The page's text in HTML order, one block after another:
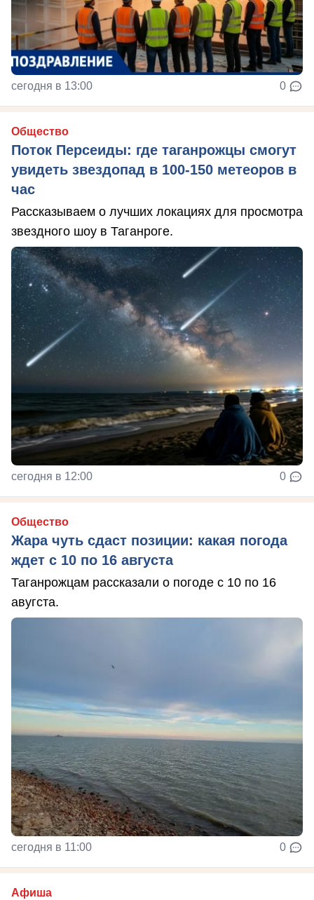
сегодня в 13:00 0
Общество
Поток Персеиды: где таганрожцы смогут
увидеть звездопад в 100-150 метеоров в
час
Рассказываем о лучших локациях для просмотра
звездного шоу в Таганроге.
сегодня в 12:00 0
Общество
Жара чуть сдаст позиции: какая погода
ждет с 10 по 16 августа
Таганрожцам рассказали о погоде с 10 по 16
авугста.
сегодня в 11:00 0
Афиша